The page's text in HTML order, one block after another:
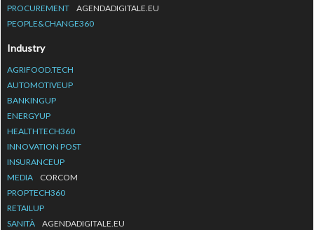
PROCUREMENT
AGENDADIGITALE.EU
PEOPLE&CHANGE360
Industry
AGRIFOOD.TECH
AUTOMOTIVEUP
BANKINGUP
ENERGYUP
HEALTHTECH360
INNOVATION POST
INSURANCEUP
MEDIA
CORCOM
PROPTECH360
RETAILUP
SANITÀ
AGENDADIGITALE.EU